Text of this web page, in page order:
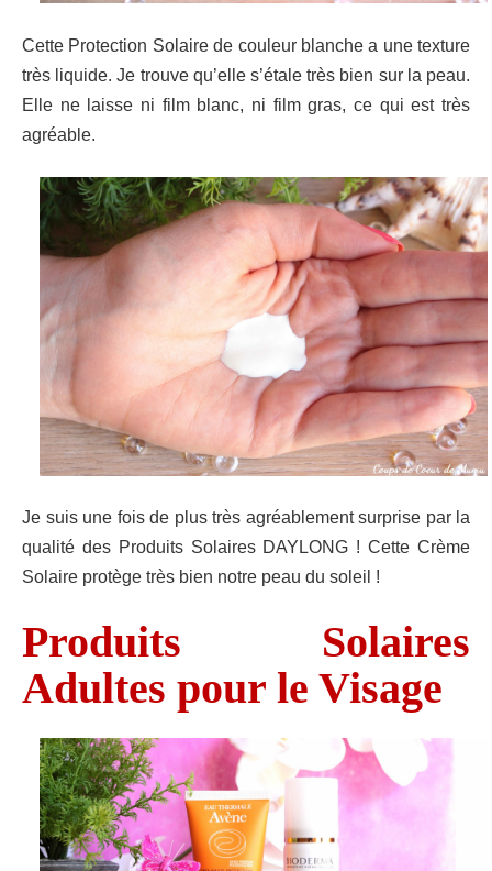
Cette Protection Solaire de couleur blanche a une texture
très liquide. Je trouve qu’elle s’étale très bien sur la peau.
Elle ne laisse ni film blanc, ni film gras, ce qui est très
agréable.
Je suis une fois de plus très agréablement surprise par la
qualité des Produits Solaires DAYLONG ! Cette Crème
Solaire protège très bien notre peau du soleil !
Produits Solaires
Adultes pour le Visage